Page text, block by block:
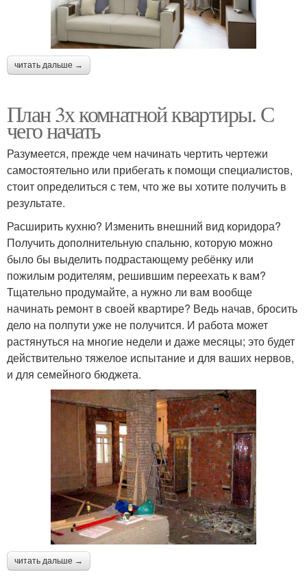
читать дальше →
План 3х комнатной квартиры. С
чего начать
Разумеется, прежде чем начинать чертить чертежи
самостоятельно или прибегать к помощи специалистов,
стоит определиться с тем, что же вы хотите получить в
результате.
Расширить кухню? Изменить внешний вид коридора?
Получить дополнительную спальню, которую можно
было бы выделить подрастающему ребёнку или
пожилым родителям, решившим переехать к вам?
Тщательно продумайте, а нужно ли вам вообще
начинать ремонт в своей квартире? Ведь начав, бросить
дело на полпути уже не получится. И работа может
растянуться на многие недели и даже месяцы; это будет
действительно тяжелое испытание и для ваших нервов,
и для семейного бюджета.
читать дальше →